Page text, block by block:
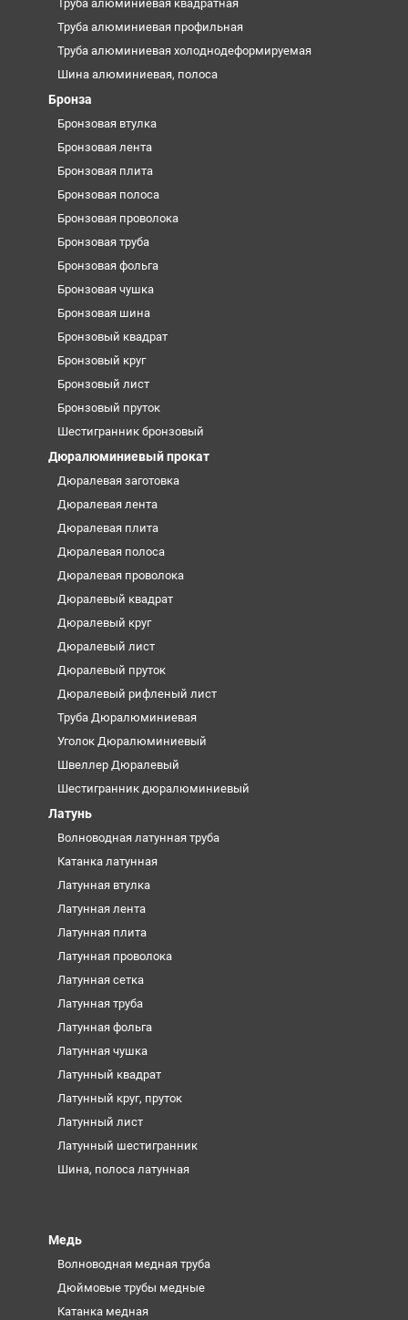
Труба алюминиевая квадратная
Труба алюминиевая профильная
Труба алюминиевая холоднодеформируемая
Шина алюминиевая, полоса
Бронза
Бронзовая втулка
Бронзовая лента
Бронзовая плита
Бронзовая полоса
Бронзовая проволока
Бронзовая труба
Бронзовая фольга
Бронзовая чушка
Бронзовая шина
Бронзовый квадрат
Бронзовый круг
Бронзовый лист
Бронзовый пруток
Шестигранник бронзовый
Дюралюминиевый прокат
Дюралевая заготовка
Дюралевая лента
Дюралевая плита
Дюралевая полоса
Дюралевая проволока
Дюралевый квадрат
Дюралевый круг
Дюралевый лист
Дюралевый пруток
Дюралевый рифленый лист
Труба Дюралюминиевая
Уголок Дюралюминиевый
Швеллер Дюралевый
Шестигранник дюралюминиевый
Латунь
Волноводная латунная труба
Катанка латунная
Латунная втулка
Латунная лента
Латунная плита
Латунная проволока
Латунная сетка
Латунная труба
Латунная фольга
Латунная чушка
Латунный квадрат
Латунный круг, пруток
Латунный лист
Латунный шестигранник
Шина, полоса латунная
Медь
Волноводная медная труба
Дюймовые трубы медные
Катанка медная